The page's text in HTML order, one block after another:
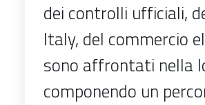
dei controlli ufficiali,
Italy, del commercio
sono affrontati nella
componendo un